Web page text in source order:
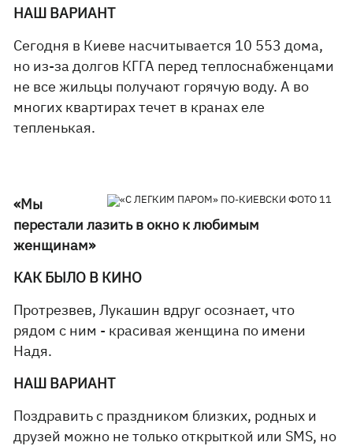
НАШ ВАРИАНТ
Сегодня в Киеве насчитывается 10 553 дома,
но из-за долгов КГГА перед теплоснабженцами
не все жильцы получают горячую воду. А во
многих квартирах течет в кранах еле
тепленькая.
«Мы
перестали лазить в окно к любимым
женщинам»
КАК БЫЛО В КИНО
Протрезвев, Лукашин вдруг осознает, что
рядом с ним - красивая женщина по имени
Надя.
НАШ ВАРИАНТ
Поздравить с праздником близких, родных и
друзей можно не только открыткой или SMS, но